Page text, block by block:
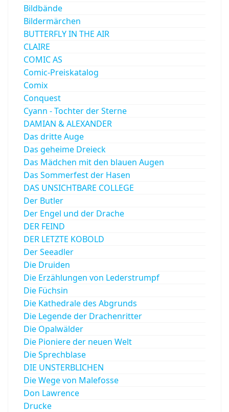
Bildbände
Bildermärchen
BUTTERFLY IN THE AIR
CLAIRE
COMIC AS
Comic-Preiskatalog
Comix
Conquest
Cyann - Tochter der Sterne
DAMIAN & ALEXANDER
Das dritte Auge
Das geheime Dreieck
Das Mädchen mit den blauen Augen
Das Sommerfest der Hasen
DAS UNSICHTBARE COLLEGE
Der Butler
Der Engel und der Drache
DER FEIND
DER LETZTE KOBOLD
Der Seeadler
Die Druiden
Die Erzählungen von Lederstrumpf
Die Füchsin
Die Kathedrale des Abgrunds
Die Legende der Drachenritter
Die Opalwälder
Die Pioniere der neuen Welt
Die Sprechblase
DIE UNSTERBLICHEN
Die Wege von Malefosse
Don Lawrence
Drucke